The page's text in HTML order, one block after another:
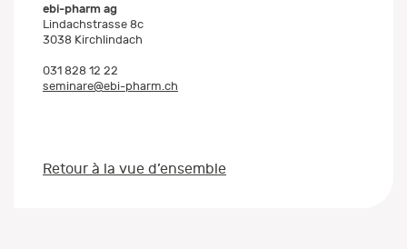
ebi-pharm ag
Lindachstrasse 8c
3038 Kirchlindach
031 828 12 22
seminare@ebi-pharm.ch
Retour à la vue d’ensemble